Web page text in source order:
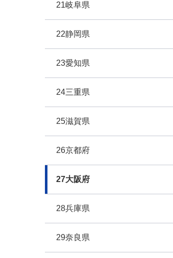
21岐阜県
22静岡県
23愛知県
24三重県
25滋賀県
26京都府
27大阪府
28兵庫県
29奈良県